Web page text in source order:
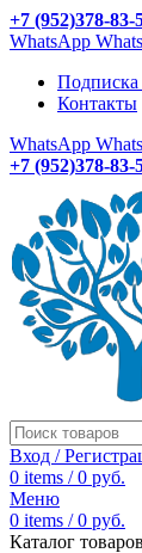
+7 (952)378-83-
WhatsApp
Подписка
Контакты
WhatsApp
+7 (952)378-83-
Вход /
0 items / 0 руб.
Меню
0 items / 0 руб.
Каталог товаров